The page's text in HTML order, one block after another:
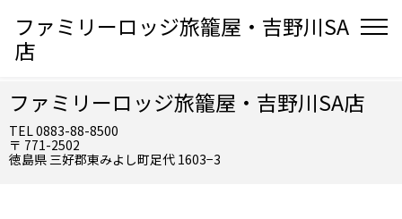
ファミリーロッジ旅籠屋・吉野川SA
店
ファミリーロッジ旅籠屋・吉野川SA店
TEL 0883-88-8500
〒 771-2502
徳島県 三好郡東みよし町足代 1603−3